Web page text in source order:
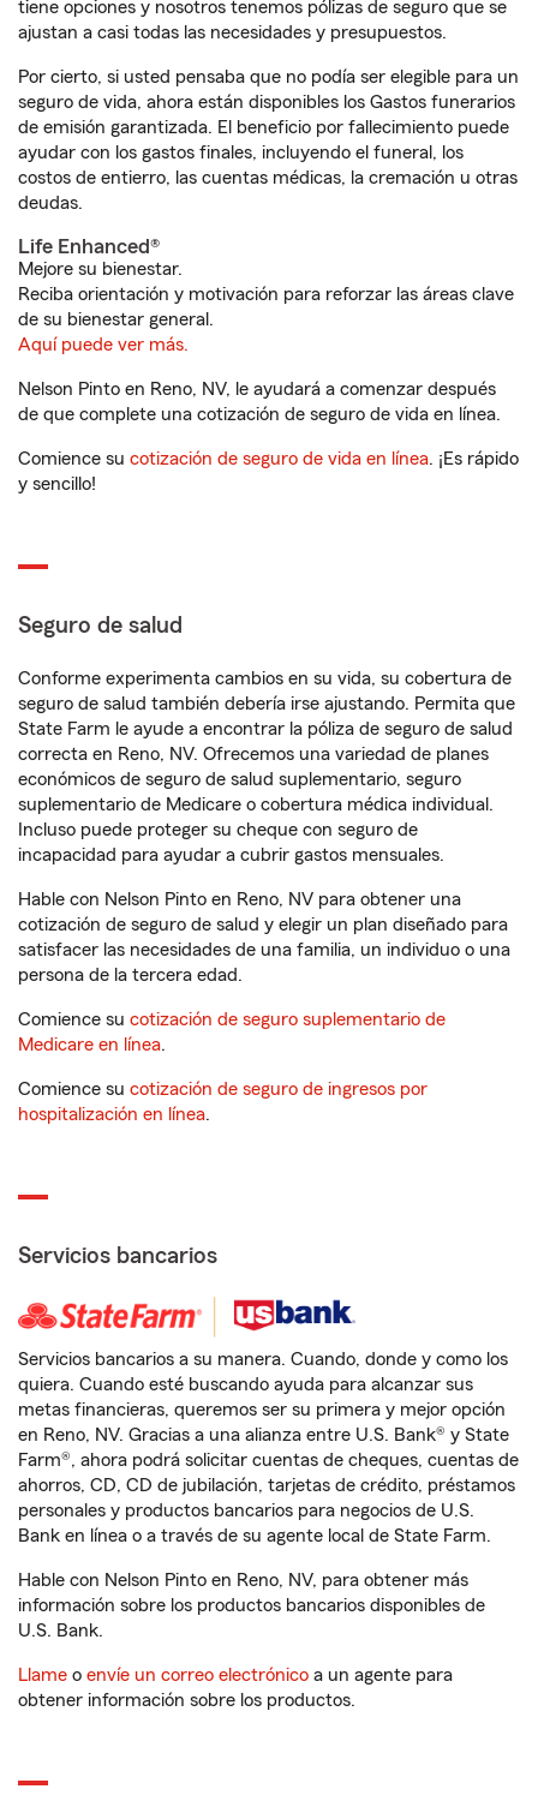
tiene opciones y nosotros tenemos pólizas de seguro que se
ajustan a casi todas las necesidades y presupuestos.
Por cierto, si usted pensaba que no podía ser elegible para un
seguro de vida, ahora están disponibles los Gastos funerarios
de emisión garantizada. El beneficio por fallecimiento puede
ayudar con los gastos finales, incluyendo el funeral, los
costos de entierro, las cuentas médicas, la cremación u otras
deudas.
Life Enhanced®
Mejore su bienestar.
Reciba orientación y motivación para reforzar las áreas clave
de su bienestar general.
Aquí puede ver más.
Nelson Pinto en Reno, NV, le ayudará a comenzar después
de que complete una cotización de seguro de vida en línea.
Comience su cotización de seguro de vida en línea. ¡Es rápido
y sencillo!
Seguro de salud
Conforme experimenta cambios en su vida, su cobertura de
seguro de salud también debería irse ajustando. Permita que
State Farm le ayude a encontrar la póliza de seguro de salud
correcta en Reno, NV. Ofrecemos una variedad de planes
económicos de seguro de salud suplementario, seguro
suplementario de Medicare o cobertura médica individual.
Incluso puede proteger su cheque con seguro de
incapacidad para ayudar a cubrir gastos mensuales.
Hable con Nelson Pinto en Reno, NV para obtener una
cotización de seguro de salud y elegir un plan diseñado para
satisfacer las necesidades de una familia, un individuo o una
persona de la tercera edad.
Comience su cotización de seguro suplementario de
Medicare en línea.
Comience su cotización de seguro de ingresos por
hospitalización en línea.
Servicios bancarios
Servicios bancarios a su manera. Cuando, donde y como los
quiera. Cuando esté buscando ayuda para alcanzar sus
metas financieras, queremos ser su primera y mejor opción
en Reno, NV. Gracias a una alianza entre U.S. Bank® y State
Farm®, ahora podrá solicitar cuentas de cheques, cuentas de
ahorros, CD, CD de jubilación, tarjetas de crédito, préstamos
personales y productos bancarios para negocios de U.S.
Bank en línea o a través de su agente local de State Farm.
Hable con Nelson Pinto en Reno, NV, para obtener más
información sobre los productos bancarios disponibles de
U.S. Bank.
Llame o envíe un correo electrónico a un agente para
obtener información sobre los productos.